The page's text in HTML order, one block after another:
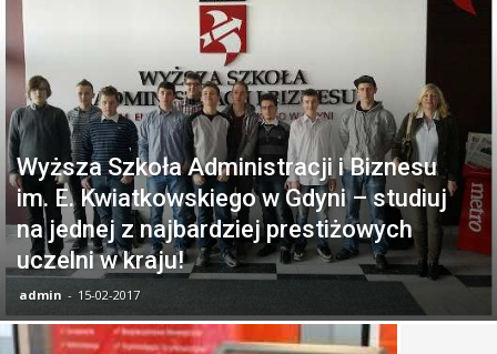
Wyższa Szkoła Administracji i Biznesu
im. E. Kwiatkowskiego w Gdyni – studiuj
na jednej z najbardziej prestiżowych
uczelni w kraju!
admin - 15-02-2017